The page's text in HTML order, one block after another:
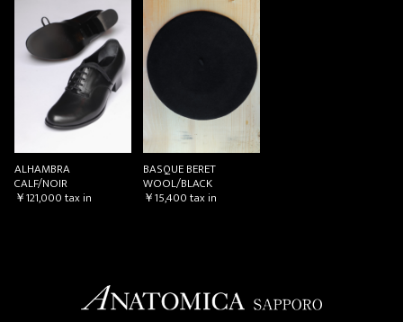
ALHAMBRA
CALF/NOIR
￥121,000tax in
BASQUE BERET
WOOL/BLACK
￥15,400tax in